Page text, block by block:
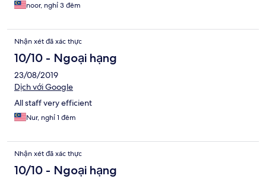
noor, nghỉ 3 đêm
Nhận xét đã xác thực
10/10 - Ngoại hạng
23/08/2019
Dịch với Google
All staff very efficient
Nur, nghỉ 1 đêm
Nhận xét đã xác thực
10/10 - Ngoại hạng